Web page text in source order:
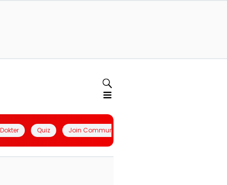
Quiz Join Community